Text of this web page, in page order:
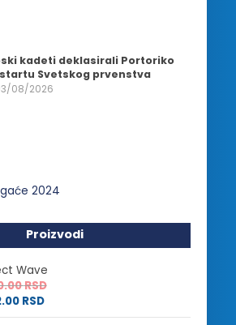
kadeti deklasirali Portoriko
Svetskog prvenstva
08/2026
Proizvodi
Wave
RSD
RSD